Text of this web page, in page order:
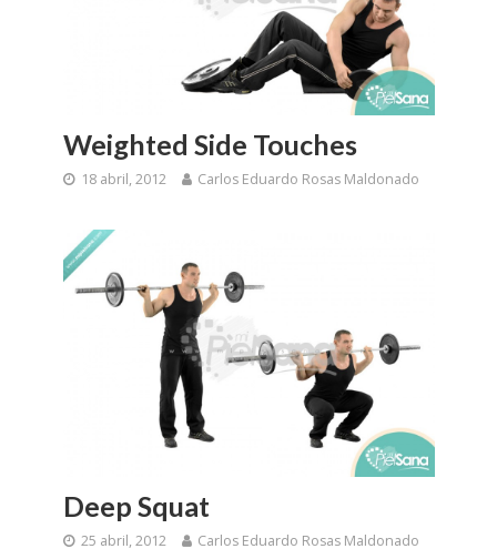
Weighted Side Touches
18 abril, 2012 Carlos Eduardo Rosas Maldonado
Deep Squat
25 abril, 2012 Carlos Eduardo Rosas Maldonado